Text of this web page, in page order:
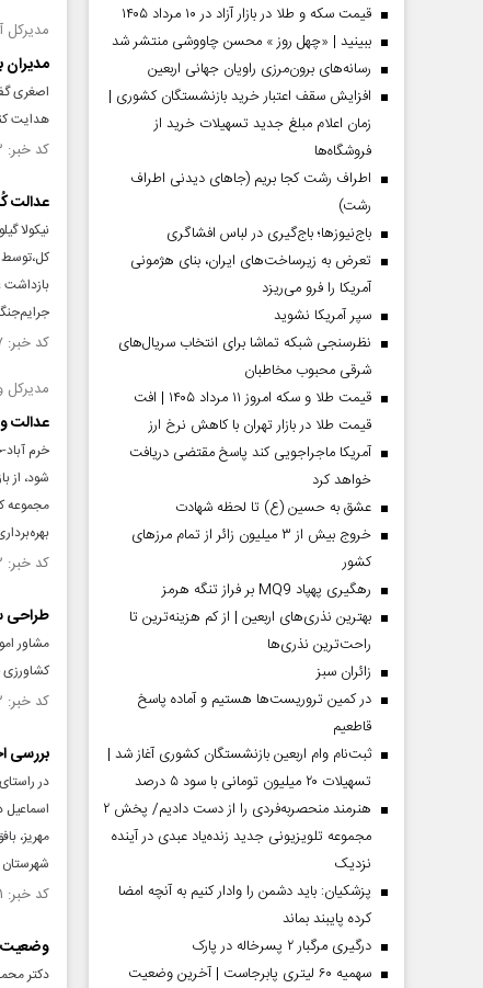
مدیران
اصغری
هدایت
کد خبر: ۱۵۲۹۹۵۳ تاریخ انتشار : ۱۴۰۴/۰۹/۰۵
عدالت‌
نیکولا
کل،توسط
بازداشت
کد خبر: ۱۵۲۹۵۴۷ تاریخ انتشار : ۱۴۰۴/۰۹/۰۲
مدیرکل
عدالت
خرم
شود، از
مجموعه
کد خبر: ۱۵۲۹۲۲۲ تاریخ انتشار : ۱۴۰۴/۰۹/۰۱
طراحی
مشاور
کشاورزی
کد خبر: ۱۵۲۵۲۶۲ تاریخ انتشار : ۱۴۰۴/۰۸/۰۸
بررسی
در
اسماعیل
مهریز،
شهرستان
کد خبر: ۱۵۲۴۰۵۱ تاریخ انتشار : ۱۴۰۴/۰۷/۳۰
وضعیت
دکتر
قیمت سکه و طلا در بازار آزاد در ۱۰ مرداد ۱۴۰۵
ببینید | «چهل روز » محسن چاووشی منتشر شد
رسانه‌های برون‌مرزی راویان جهانی اربعین
افزایش سقف اعتبار خرید بازنشستگان کشوری |
زمان اعلام مبلغ جدید تسهیلات خرید از
فروشگاه‌ها
اطراف رشت کجا بریم (جاهای دیدنی اطراف
رشت)
باج‌نیوزها؛ باج‌گیری در لباس افشاگری
تعرض به زیرساخت‌های ایران، بنای هژمونی
آمریکا را فرو می‌ریزد
سپر آمریکا نشوید
نظرسنجی شبکه تماشا برای انتخاب سریال‌های
شرقی محبوب مخاطبان
قیمت طلا و سکه امروز ۱۱ مرداد ۱۴۰۵ | افت
قیمت طلا در بازار تهران با کاهش نرخ ارز
آمریکا ماجراجویی کند پاسخ مقتضی دریافت
خواهد کرد
عشق به حسین (ع) تا لحظه شهادت
خروج بیش از ۳ میلیون زائر از تمام مرز‌های
کشور
رهگیری پهپاد MQ9 بر فراز تنگه هرمز
بهترین نذری‌های اربعین | از کم هزینه‌ترین تا
راحت‌ترین نذری‌ها
‌زائران سبز
در کمین تروریست‌ها هستیم و آماده پاسخ
قاطعیم
ثبت‌نام وام اربعین بازنشستگان کشوری آغاز شد |
تسهیلات ۲۰ میلیون تومانی با سود ۵ درصد
هنرمند منحصر‌به‌فردی را از دست دادیم/ پخش ۲
مجموعه تلویزیونی جدید زنده‌یاد عبدی در آینده
نزدیک
پزشکیان: باید دشمن را وادار کنیم به آنچه امضا
کرده پایبند بماند
درگیری مرگبار ۲ پسرخاله در پارک
سهمیه ۶۰ لیتری پابرجاست | آخرین وضعیت